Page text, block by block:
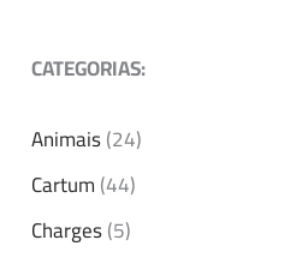
CATEGORIAS:
Animais(24)
Cartum(44)
Charges(5)